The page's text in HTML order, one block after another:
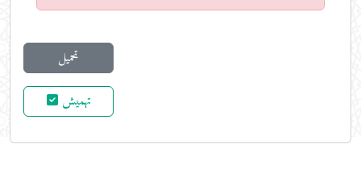
تحميل
تهميش